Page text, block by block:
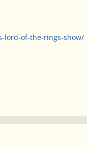
lord-of-the-rings-show/